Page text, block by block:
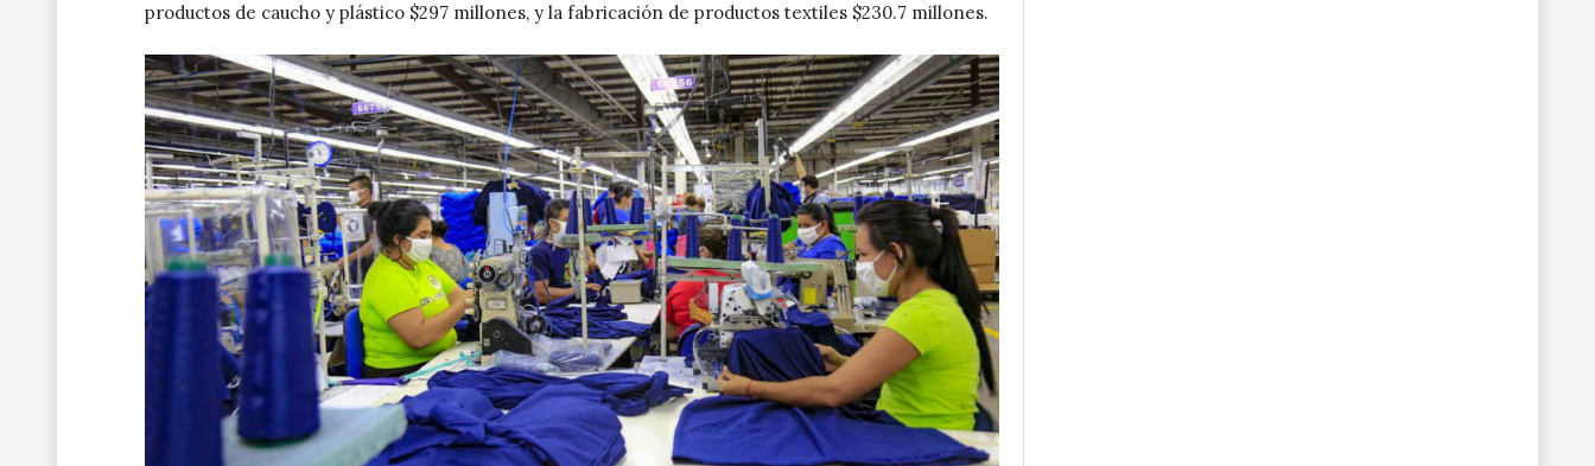
productos de caucho y plástico $297 millones, y la fabricación de productos textiles $230.7 millones.